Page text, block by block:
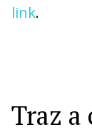
link.
Traz a